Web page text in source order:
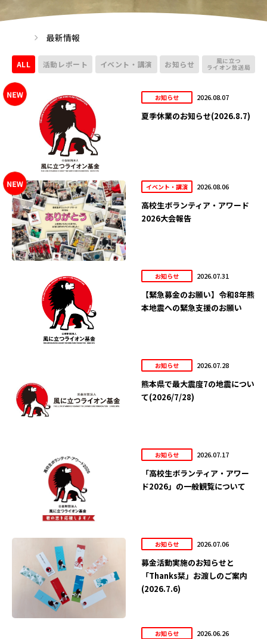
最新情報
ALL 活動レポート イベント・講演 お知らせ 風に立つ
ライオン放送局
お知らせ 2026.08.07
夏季休業のお知らせ(2026.8.7)
イベント・講演 2026.08.06
高校生ボランティア・アワード
2026大会報告
お知らせ 2026.07.31
【緊急募金のお願い】令和8年熊
本地震への緊急支援のお願い
お知らせ 2026.07.28
熊本県で最大震度7の地震につい
て(2026/7/28)
お知らせ 2026.07.17
「高校生ボランティア・アワー
ド2026」の一般観覧について
お知らせ 2026.07.06
募金活動実施のお知らせと
「Thanks栞」お渡しのご案内
(2026.7.6)
お知らせ 2026.06.26